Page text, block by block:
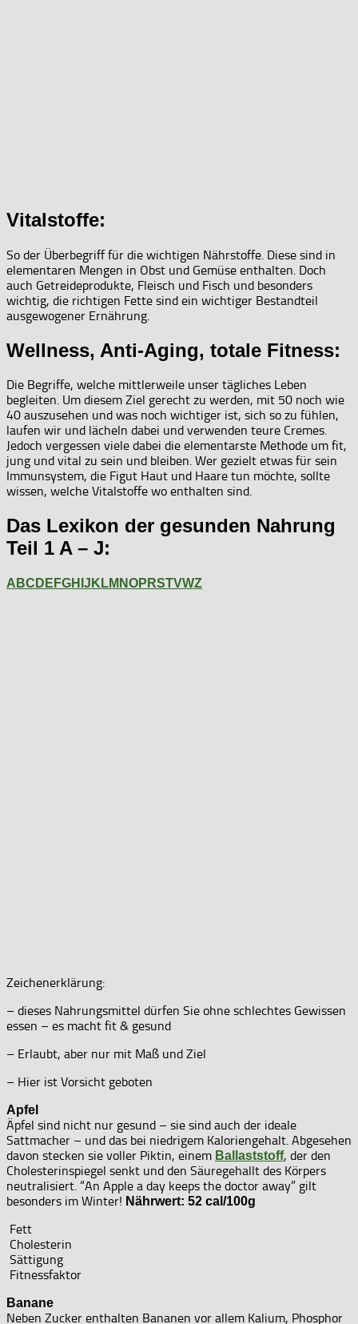
Vitalstoffe:
So der Überbegriff für die wichtigen Nährstoffe. Diese sind in
elementaren Mengen in Obst und Gemüse enthalten. Doch
auch Getreideprodukte, Fleisch und Fisch und besonders
wichtig, die richtigen Fette sind ein wichtiger Bestandteil
ausgewogener Ernährung.
Wellness, Anti-Aging, totale Fitness:
Die Begriffe, welche mittlerweile unser tägliches Leben
begleiten. Um diesem Ziel gerecht zu werden, mit 50 noch wie
40 auszusehen und was noch wichtiger ist, sich so zu fühlen,
laufen wir und lächeln dabei und verwenden teure Cremes.
Jedoch vergessen viele dabei die elementarste Methode um fit,
jung und vital zu sein und bleiben. Wer gezielt etwas für sein
Immunsystem, die Figut Haut und Haare tun möchte, sollte
wissen, welche Vitalstoffe wo enthalten sind.
Das Lexikon der gesunden Nahrung
Teil 1 A – J:
A BC D E FGH J K LM NOP RSTVWZ
Zeichenerklärung:
– dieses Nahrungsmittel dürfen Sie ohne schlechtes Gewissen
essen – es macht fit & gesund
– Erlaubt, aber nur mit Maß und Ziel
– Hier ist Vorsicht geboten
Apfel
Äpfel sind nicht nur gesund – sie sind auch der ideale
Sattmacher – und das bei niedrigem Kaloriengehalt. Abgesehen
davon stecken sie voller Piktin, einem Ballaststoff, der den
Cholesterinspiegel senkt und den Säuregehallt des Körpers
neutralisiert. “An Apple a day keeps the doctor away” gilt
besonders im Winter! Nährwert: 52 cal/100g
Fett
Cholesterin
Sättigung
Fitnessfaktor
Banane
Neben Zucker enthalten Bananen vor allem Kalium, Phosphor